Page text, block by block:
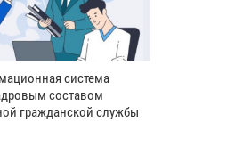
система
составом
гражданской службы